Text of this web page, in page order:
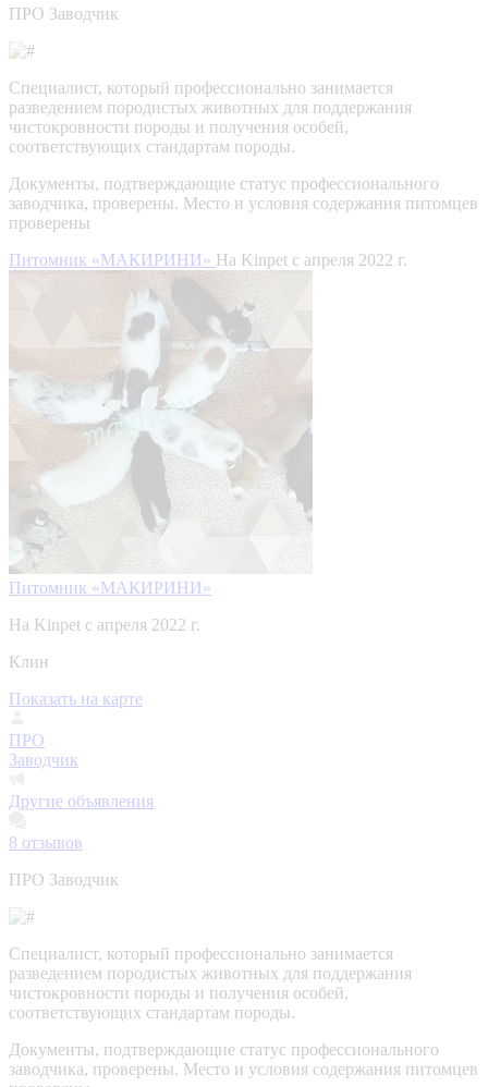
ПРО Заводчик
Специалист, который профессионально занимается
разведением породистых животных для поддержания
чистокровности породы и получения особей,
соответствующих стандартам породы.
Документы, подтверждающие статус профессионального
заводчика, проверены. Место и условия содержания питомцев
проверены
Питомник «МАКИРИНИ» На Kinpet c апреля 2022 г.
Питомник «МАКИРИНИ»
На Kinpet c апреля 2022 г.
Клин
Показать на карте
ПРО
Заводчик
Другие объявления
8 отзывов
ПРО Заводчик
Специалист, который профессионально занимается
разведением породистых животных для поддержания
чистокровности породы и получения особей,
соответствующих стандартам породы.
Документы, подтверждающие статус профессионального
заводчика, проверены. Место и условия содержания питомцев